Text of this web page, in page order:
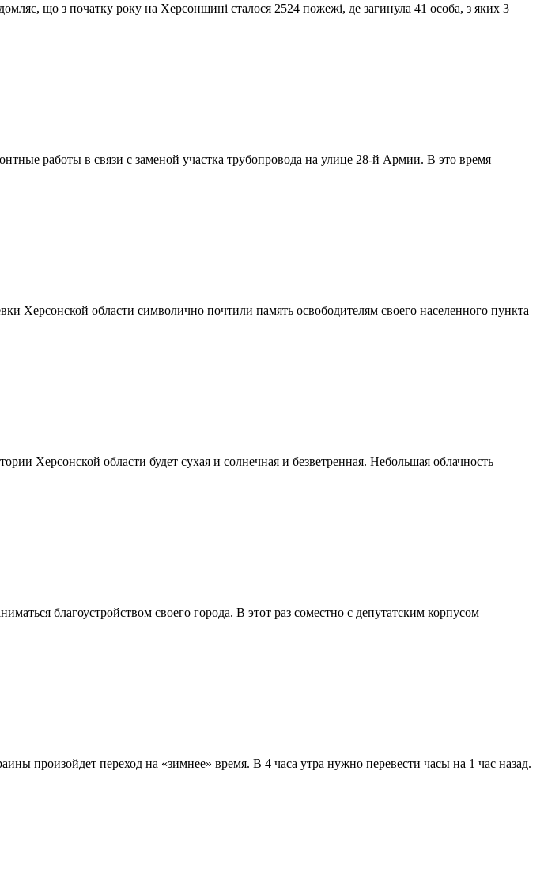
що з початку року на Херсонщині сталося 2524 пожежі, де загинула 41 особа, з яких 3
работы в связи с заменой участка трубопровода на улице 28-й Армии. В это время
Херсонской области символично почтили память освободителям своего населенного пункта
Херсонской области будет сухая и солнечная и безветренная. Небольшая облачность
благоустройством своего города. В этот раз соместно с депутатским корпусом
произойдет переход на «зимнее» время. В 4 часа утра нужно перевести часы на 1 час назад.